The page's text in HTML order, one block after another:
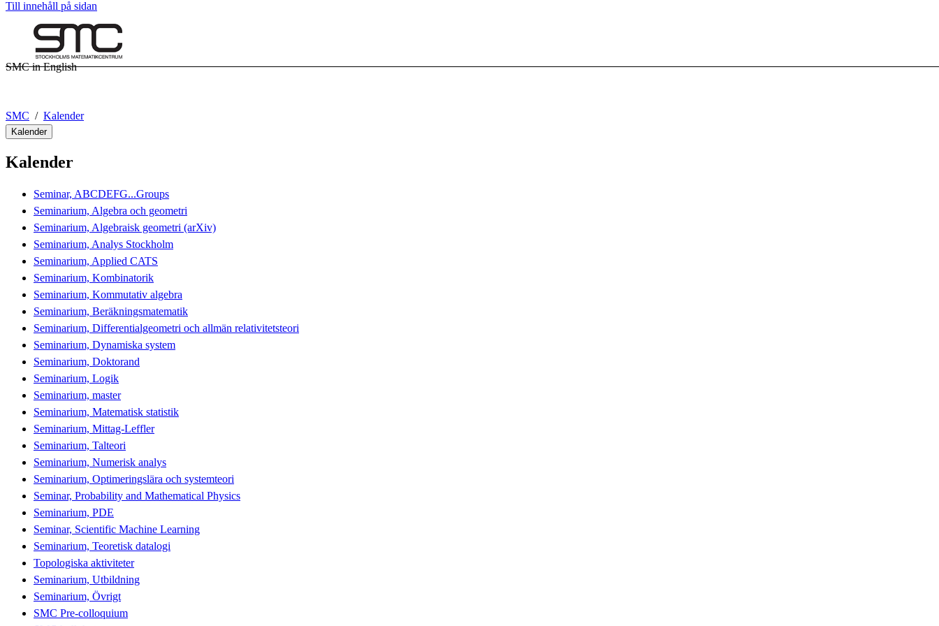
Till innehåll på sidan
SMC in English
SMC Kalender
Kalender
Kalender
Seminar, ABCDEFG...Groups
Seminarium, Algebra och geometri
Seminarium, Algebraisk geometri (arXiv)
Seminarium, Analys Stockholm
Seminarium, Applied CATS
Seminarium, Kombinatorik
Seminarium, Kommutativ algebra
Seminarium, Beräkningsmatematik
Seminarium, Differentialgeometri och allmän relativitetsteori
Seminarium, Dynamiska system
Seminarium, Doktorand
Seminarium, Logik
Seminarium, master
Seminarium, Matematisk statistik
Seminarium, Mittag-Leffler
Seminarium, Talteori
Seminarium, Numerisk analys
Seminarium, Optimeringslära och systemteori
Seminar, Probability and Mathematical Physics
Seminarium, PDE
Seminar, Scientific Machine Learning
Seminarium, Teoretisk datalogi
Topologiska aktiviteter
Seminarium, Utbildning
Seminarium, Övrigt
SMC Pre-colloquium